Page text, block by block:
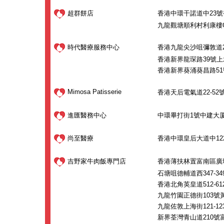
超群餅店
香港中環干諾道中23
九龍觀塘順利村利康樓
時代醫療服務中心
香港九龍尖沙咀彌敦
香港新界龍琛路39號
香港新界葵涌葵昌路
Mimosa Patisserie 香港天后電氣道22-52
進匯醫務中心 中環畢打街1號中建大
尚至醫療 香港中環皇后大道中
吉野家牛肉飯專門店
香港薄扶林置富南區
石塘咀德輔道西347-
香港北角英皇道512-
九龍竹園正德街103號
九龍佐敦上海街121-
新界荃灣青山道210號